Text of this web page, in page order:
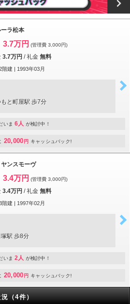
ラ松本
3.7万円 (管理費 3,000円)
3.7万円 /礼金 無料
階建 | 1993年03月
と町屋駅 歩7分
いま 6人 が検討中！
20,000 円 キャッシュバック!
ヤンスモーヴ
3.4万円 (管理費 3,000円)
3.4万円 /礼金 無料
階建 | 1997年02月
駅 歩8分
いま 2人 が検討中！
20,000 円 キャッシュバック!
（4件）